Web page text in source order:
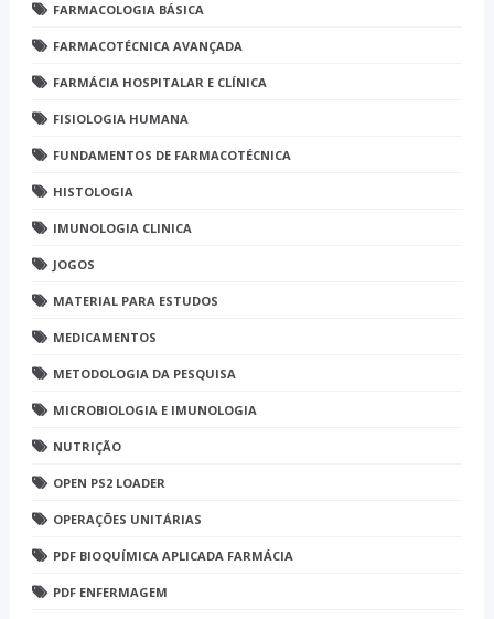
FARMACOLOGIA BÁSICA
FARMACOTÉCNICA AVANÇADA
FARMÁCIA HOSPITALAR E CLÍNICA
FISIOLOGIA HUMANA
FUNDAMENTOS DE FARMACOTÉCNICA
HISTOLOGIA
IMUNOLOGIA CLINICA
JOGOS
MATERIAL PARA ESTUDOS
MEDICAMENTOS
METODOLOGIA DA PESQUISA
MICROBIOLOGIA E IMUNOLOGIA
NUTRIÇÃO
OPEN PS2 LOADER
OPERAÇÕES UNITÁRIAS
PDF BIOQUÍMICA APLICADA FARMÁCIA
PDF ENFERMAGEM